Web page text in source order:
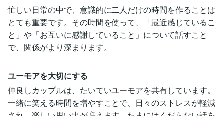
忙しい日常の中で、意識的に二人だけの時間を作ることは
とても重要です。その時間を使って、「最近感じているこ
と」や「お互いに感謝していること」について話すこと
で、関係がより深まります。
ユーモアを大切にする
仲良しカップルは、たいていユーモアを共有しています。
一緒に笑える時間を増やすことで、日々のストレスが軽減